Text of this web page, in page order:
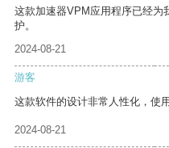
这款加速器VPM应用程序已经为
护。
2024-08-21
游客
这款软件的设计非常人性化，使
2024-08-21